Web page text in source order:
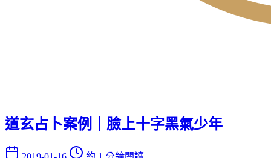
道玄占卜案例｜臉上十字黑氣少年